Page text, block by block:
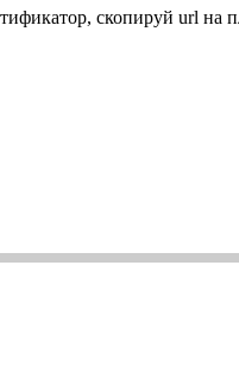
скопируй url